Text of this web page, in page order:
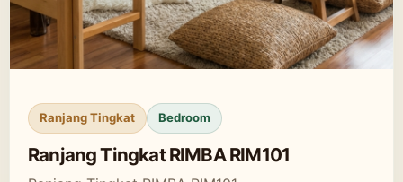
Ranjang Tingkat Bedroom
Ranjang Tingkat RIMBA RIM101